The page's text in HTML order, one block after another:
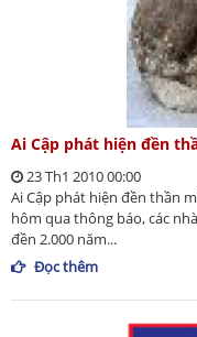
Ai Cập phát hiện đền
23 Th1 2010 00:00
Ai Cập phát hiện đền thần
hôm qua thông báo, các
đền 2.000 năm...
Đọc thêm